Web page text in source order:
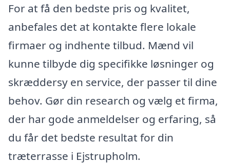
For at få den bedste pris og kvalitet,
anbefales det at kontakte flere lokale
firmaer og indhente tilbud. Mænd vil
kunne tilbyde dig specifikke løsninger og
skræddersy en service, der passer til dine
behov. Gør din research og vælg et firma,
der har gode anmeldelser og erfaring, så
du får det bedste resultat for din
træterrasse i Ejstrupholm.